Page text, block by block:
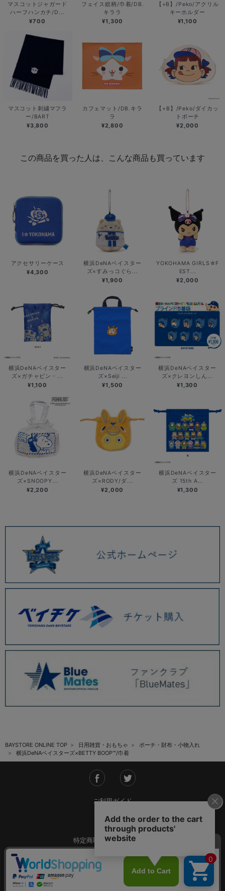
マスコットジャガード
ハーフハンカチ/D...
¥700
フェイス総柄/巾着/DB.
キララ
¥1,300
【+B】/Peko/アクリル
キーホルダー
¥1,100
マスコット刺繍マフラ
ー/BART
¥3,800
カフェマット/DB.キラ
ラ
¥2,800
【+B】/Peko/ダイカッ
トポーチ
¥2,000
この商品を買った人は、こんな商品も買っています
アクセサリーケース
¥4,300
横浜DeNAベイスター
ズ×すみっコぐら...
¥1,900
YOKOHAMA GIRLS☆F
EST...
¥2,000
横浜DeNAベイスター
ズ×ガチャピン・...
¥1,100
横浜DeNAベイスター
ズ×Seiji ...
¥1,500
横浜DeNAベイスター
ズ×クレヨンしん...
¥1,300
横浜DeNAベイスター
ズ×SNOOPY...
¥2,200
横浜DeNAベイスター
ズ×RODY/ダ...
¥2,000
横浜DeNAベイスター
ズ 15th A...
¥1,300
BAYSTORE ONLINE TOP 日用雑貨・おもちゃ
ポーチ・財布・小物入れ
横浜DeNAベイスターズ×BETTY BOOP™/巾着
ご利用ガイド
会社概要
特定商取引法に基づく表記
ご利用規約